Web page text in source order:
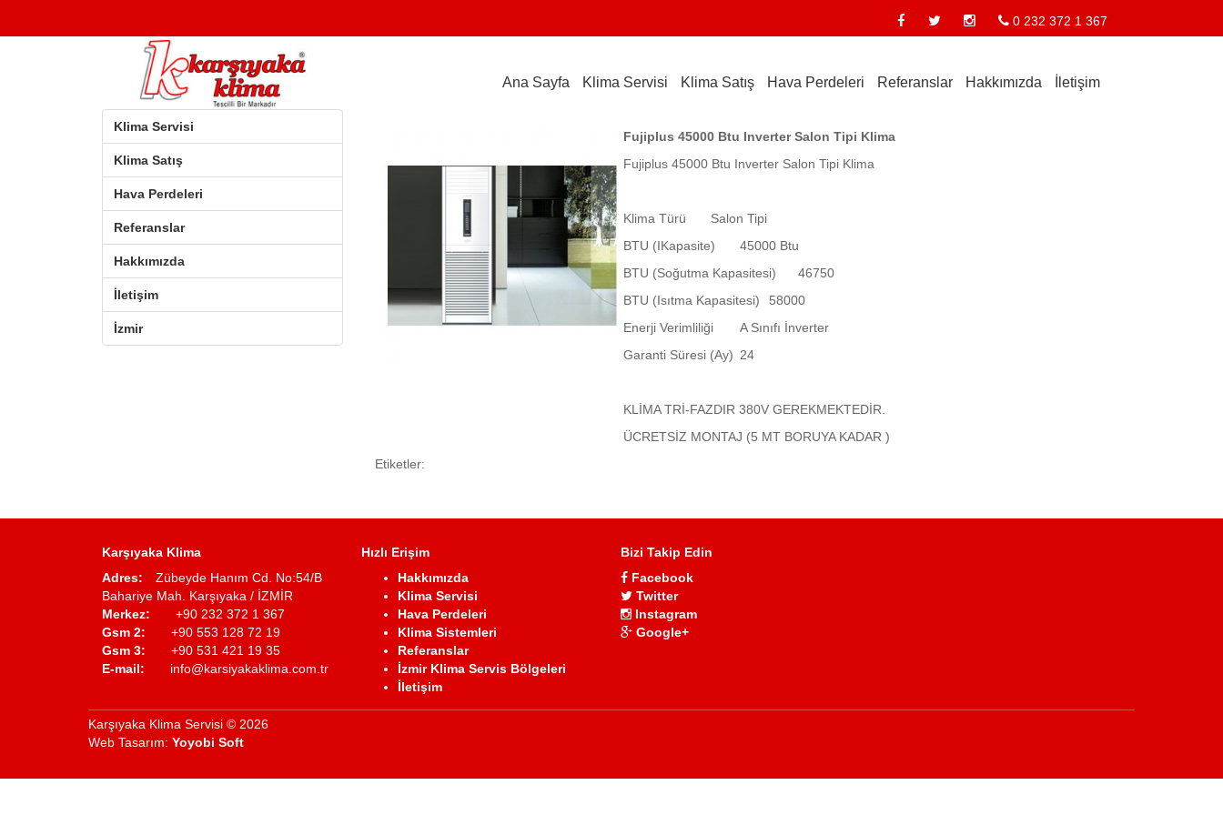
0 232 372 1 367
Ana Sayfa Klima Servisi Klima Satış Hava Perdeleri Referanslar Hakkımızda İletişim
Klima Servisi
Klima Satış
Hava Perdeleri
Referanslar
Hakkımızda
İletişim
İzmir
Fujiplus 45000 Btu Inverter Salon Tipi Klima
Fujiplus 45000 Btu Inverter Salon Tipi Klima
Klima Türü
Salon Tipi
BTU (IKapasite)
45000 Btu
BTU (Soğutma Kapasitesi)
46750
BTU (Isıtma Kapasitesi)
58000
Enerji Verimliliği
A Sınıfı İnverter
Garanti Süresi (Ay) 24
KLİMA TRİ-FAZDIR 380V GEREKMEKTEDİR.
ÜCRETSİZ MONTAJ (5 MT BORUYA KADAR )
Etiketler:
Karşıyaka Klima
Adres: Zübeyde Hanım Cd. No:54/B
Bahariye Mah. Karşıyaka / İZMİR
Merkez: +90 232 372 1 367
Gsm 2: +90 553 128 72 19
Gsm 3: +90 531 421 19 35
E-mail: info@karsiyakaklima.com.tr
Hızlı Erişim
Hakkımızda
Klima Servisi
Hava Perdeleri
Klima Sistemleri
Referanslar
İzmir Klima Servis Bölgeleri
İletişim
Bizi Takip Edin
Facebook
Twitter
Instagram
Google+
Karşıyaka Klima Servisi © 2026
Web Tasarım: Yoyobi Soft